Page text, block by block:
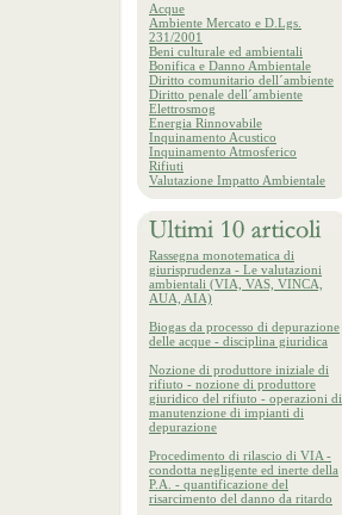
Acque
Ambiente Mercato e D.Lgs.
231/2001
Beni culturale ed ambientali
Bonifica e Danno Ambientale
Diritto comunitario dell´ambiente
Diritto penale dell´ambiente
Elettrosmog
Energia Rinnovabile
Inquinamento Acustico
Inquinamento Atmosferico
Rifiuti
Valutazione Impatto Ambientale
Rassegna monotematica di
giurisprudenza - Le valutazioni
ambientali (VIA, VAS, VINCA,
AUA, AIA)
Biogas da processo di depurazione
delle acque - disciplina giuridica
Nozione di produttore iniziale di
rifiuto - nozione di produttore
giuridico del rifiuto - operazioni di
manutenzione di impianti di
depurazione
Procedimento di rilascio di VIA -
condotta negligente ed inerte della
P.A. - quantificazione del
risarcimento del danno da ritardo